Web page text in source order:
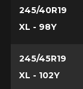
245/40R19
XL - 98Y
245/45R19
XL - 102Y